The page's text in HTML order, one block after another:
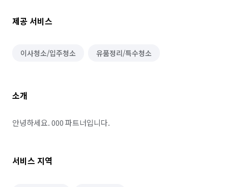
제공 서비스
이사청소/입주청소 유품정리/특수청소
소개
안녕하세요. 000 파트너입니다.
서비스 지역